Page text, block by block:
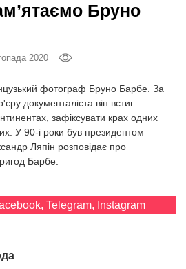
Бруно
2020
фотограф Бруно Барбе. За
документаліста він встиг
зафіксувати крах одних
У 90-і роки був президентом
Ляпін розповідає про
Барбе.
, Telegram, Instagram